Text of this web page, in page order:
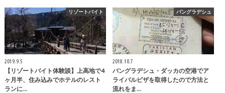
リゾートバイト
2019.9.5
【リゾートバイト体験談】上高地で4
ヶ月半、住み込みでホテルのレスト
ランに…
バングラデシュ
2018.10.7
バングラデシュ・ダッカの空港でア
ライバルビザを取得したので方法と
流れをま…